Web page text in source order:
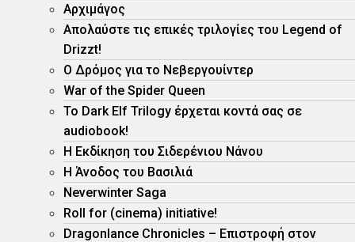
Αρχιμάγος
Aπολαύστε τις επικές τριλογίες του Legend of
Drizzt!
O Δρόμος για το Νεβεργουίντερ
War of the Spider Queen
Το Dark Elf Trilogy έρχεται κοντά σας σε
audiobook!
Η Εκδίκηση του Σιδερένιου Νάνου
Η Άνοδος του Βασιλιά
Neverwinter Saga
Roll for (cinema) initiative!
Dragonlance Chronicles – Eπιστροφή στον